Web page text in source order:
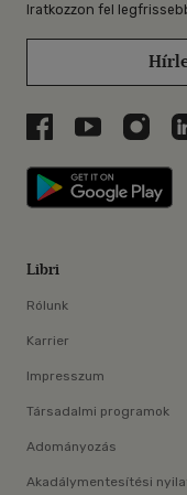
Iratkozzon fel
Libri aLibri aLibri
Libri
Rólunk
Karrier
Impresszum
Társadalmi programok
Adományozás
Akadálymentesítési